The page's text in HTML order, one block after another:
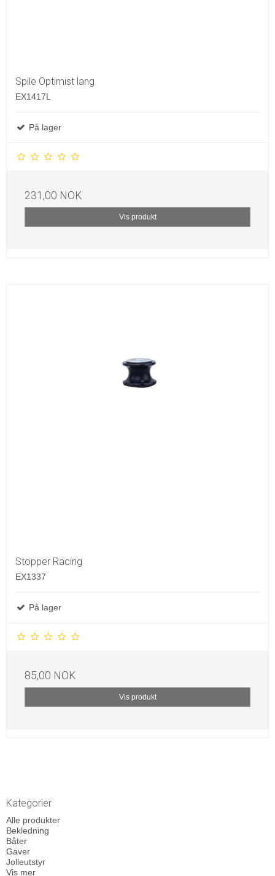
Spile Optimist lang
EX1417L
På lager
231,00 NOK
Vis produkt
Stopper Racing
EX1337
På lager
85,00 NOK
Vis produkt
Kategorier
Alle produkter
Bekledning
Båter
Gaver
Jolleutstyr
Vis mer